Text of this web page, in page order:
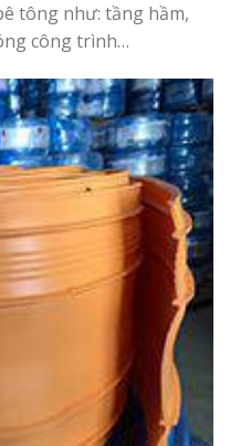
tông như: tầng hầm,
công trình…